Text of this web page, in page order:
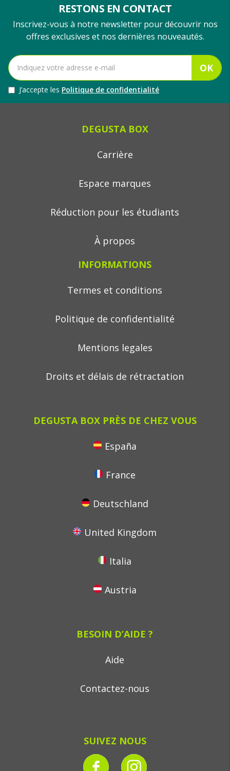
RESTONS EN CONTACT
Inscrivez-vous à notre newsletter pour découvrir nos
offres exclusives et nos dernières nouveautés.
OK
J’accepte les Politique de confidentialité
DEGUSTA BOX
Carrière
Espace marques
Réduction pour les étudiants
À propos
INFORMATIONS
Termes et conditions
Politique de confidentialité
Mentions legales
Droits et délais de rétractation
DEGUSTA BOX PRÈS DE CHEZ VOUS
España
France
Deutschland
United Kingdom
Italia
Austria
BESOIN D’AIDE ?
Aide
Contactez-nous
SUIVEZ NOUS